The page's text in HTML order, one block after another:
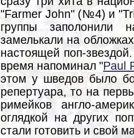
"Farmer John" (№4) и
группы заполонили
замелькали на
настоящей поп-
время напоминал "Paul
этом у шведов было
репертуара, то на
римейков англо-
оглядкой на других
стали готовить и свой